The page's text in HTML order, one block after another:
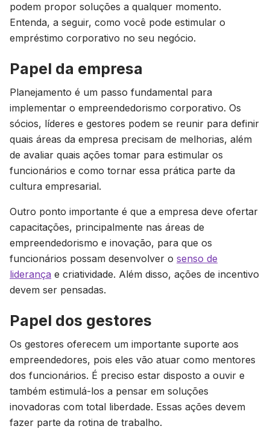
podem propor soluções a qualquer momento.
Entenda, a seguir, como você pode estimular o
empréstimo corporativo no seu negócio.
Papel da empresa
Planejamento é um passo fundamental para
implementar o empreendedorismo corporativo. Os
sócios, líderes e gestores podem se reunir para definir
quais áreas da empresa precisam de melhorias, além
de avaliar quais ações tomar para estimular os
funcionários e como tornar essa prática parte da
cultura empresarial.
Outro ponto importante é que a empresa deve ofertar
capacitações, principalmente nas áreas de
empreendedorismo e inovação, para que os
funcionários possam desenvolver o senso de
liderança e criatividade. Além disso, ações de incentivo
devem ser pensadas.
Papel dos gestores
Os gestores oferecem um importante suporte aos
empreendedores, pois eles vão atuar como mentores
dos funcionários. É preciso estar disposto a ouvir e
também estimulá-los a pensar em soluções
inovadoras com total liberdade. Essas ações devem
fazer parte da rotina de trabalho.